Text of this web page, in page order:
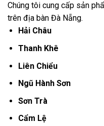
Chúng tôi cung cấp sản
trên địa bàn Đà Nẵng.
Hải Châu
Thanh Khê
Liên Chiểu
Ngũ Hành Sơn
Sơn Trà
Cẩm Lệ